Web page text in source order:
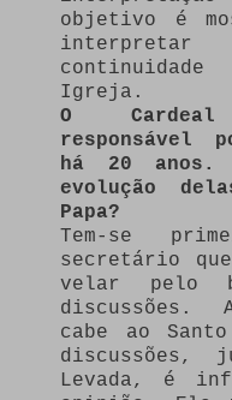
objetivo é
Igreja.
O
responsável
há 20 anos.
evolução
Papa?
Tem-se
secretário
velar pelo
discussões.
cabe ao
discussões,
Levada, é